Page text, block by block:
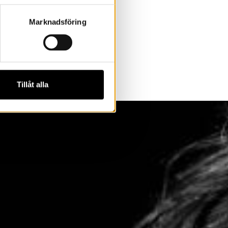
Marknadsföring
Tillåt alla